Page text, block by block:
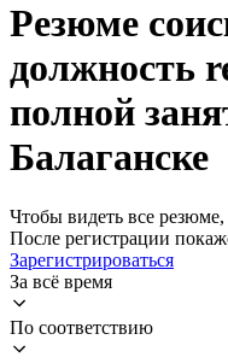
Резюме
должность
полной
Балаганске
Чтобы видеть все резюме,
После регистрации
Зарегистрироваться
За всё время
По соответствию